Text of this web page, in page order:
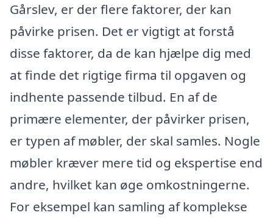
Gårslev, er der flere faktorer, der kan
påvirke prisen. Det er vigtigt at forstå
disse faktorer, da de kan hjælpe dig med
at finde det rigtige firma til opgaven og
indhente passende tilbud. En af de
primære elementer, der påvirker prisen,
er typen af møbler, der skal samles. Nogle
møbler kræver mere tid og ekspertise end
andre, hvilket kan øge omkostningerne.
For eksempel kan samling af komplekse